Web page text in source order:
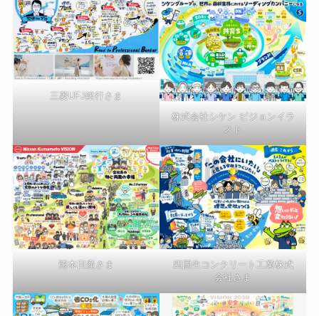
三菱UFJ銀行さま
株式会社シケン ビジョンイラ
スト
熊本日産さま
四国生コンクリート工業株式
会社さま